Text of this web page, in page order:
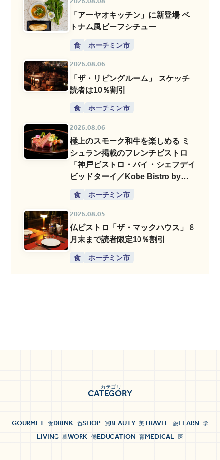
「アーヤオキッチン」に新登場 ベ
トナム風ビーフシチュー
食 ホーチミン市
2026.08.06
「ザ・リビングルーム」 スケッチ
読者は10％割引
食 ホーチミン市
2026.08.06
極上のスモーク和牛を楽しめる ミ
シュラン掲載のフレンチビストロ
「神戸ビストロ・バイ・シェフデイ
ビッドターイ／Kobe Bistro by
食 ホーチミン市
2026.08.05
仏ビストロ「ザ・マックハウス」 8
月末まで読者限定10％割引
食 ホーチミン市
CATEGORY
カテゴリ
GOURMET 食DRINK 呑SHOP 買BEAUTY 美TRAVEL 旅LEARN 学
LIVING 暮WORK 働EDUCATION 育MEDICAL 医